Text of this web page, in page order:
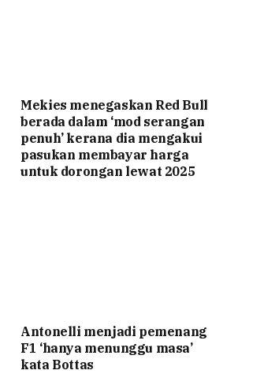
Mekies menegaskan Red Bull
berada dalam ‘mod serangan
penuh’ kerana dia mengakui
pasukan membayar harga
untuk dorongan lewat 2025
Antonelli menjadi pemenang
F1 ‘hanya menunggu masa’
kata Bottas